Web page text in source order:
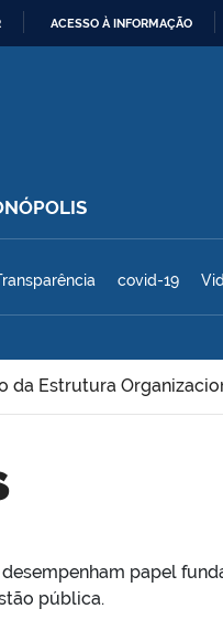
ACESSO À INFORMAÇÃO
covid-19
da Estrutura
papel
pública.